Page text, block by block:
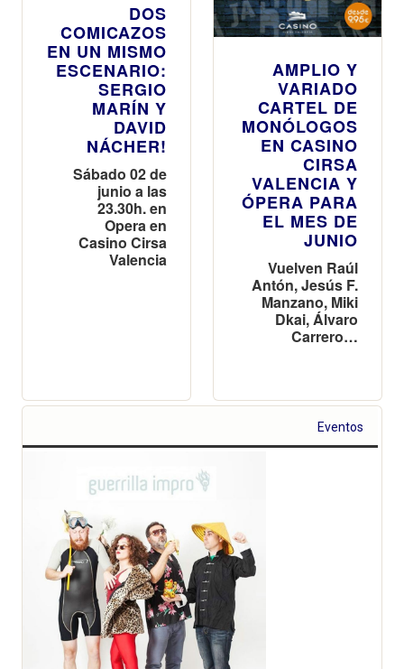
DOS
COMICAZOS
EN UN MISMO
ESCENARIO:
SERGIO
MARÍN Y
DAVID
NÁCHER!
Sábado 02 de
junio a las
23.30h. en
Opera en
Casino Cirsa
Valencia
AMPLIO Y
VARIADO
CARTEL DE
MONÓLOGOS
EN CASINO
CIRSA
VALENCIA Y
ÓPERA PARA
EL MES DE
JUNIO
Vuelven Raúl
Antón, Jesús F.
Manzano, Miki
Dkai, Álvaro
Carrero…
Eventos